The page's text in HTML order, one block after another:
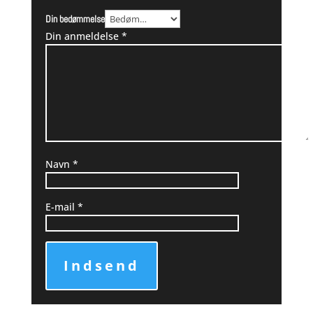
Din bedømmelse
Din anmeldelse *
Navn *
E-mail *
Indsend